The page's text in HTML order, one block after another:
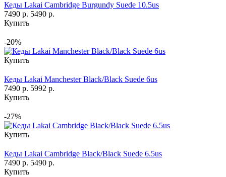
Кеды Lakai Cambridge Burgundy Suede 10.5us
7490 р. 5490 р.
Купить
-20%
Купить
Кеды Lakai Manchester Black/Black Suede 6us
7490 р. 5992 р.
Купить
-27%
Купить
Кеды Lakai Cambridge Black/Black Suede 6.5us
7490 р. 5490 р.
Купить